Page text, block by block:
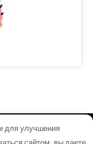
для улучшения